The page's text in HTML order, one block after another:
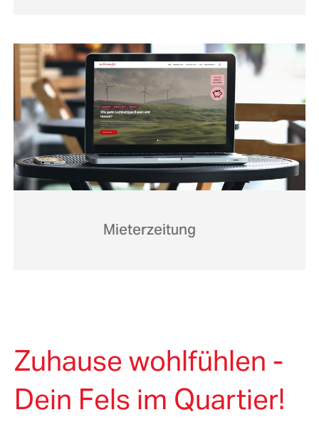
Mieterzeitung
Zuhause wohlfühlen -
Dein Fels im Quartier!